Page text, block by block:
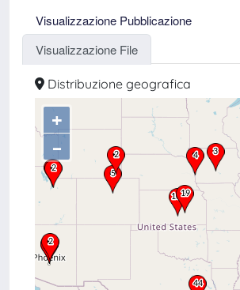
Visualizzazione Pubblicazione
Visualizzazione File
Distribuzione geografica
+
–